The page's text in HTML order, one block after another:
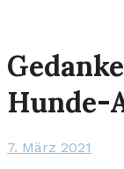
Hunde-
7. März 2021